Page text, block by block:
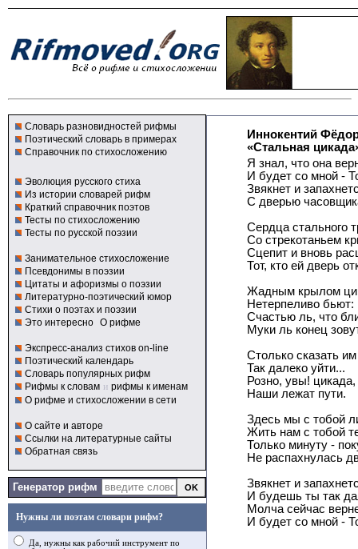
Словарь разновидностей рифмы
Поэтический словарь в примерах
Справочник по стихосложению
Эволюция русского стиха
Из истории словарей рифм
Краткий справочник поэтов
Тесты по стихосложению
Тесты по русской поэзии
Занимательное стихосложение
Псевдонимы в поэзии
Цитаты и афоризмы о поэзии
Литературно-поэтический юмор
Стихи о поэтах и поэзии
Это интересно О рифме
Экспресс-анализ стихов on-line
Поэтический календарь
Словарь популярных рифм
Рифмы к словам и рифмы к именам
О рифме и стихосложении в сети
О сайте и авторе
Ссылки на литературные сайты
Обратная связь
Генератор рифм
Нужны ли поэтам словари рифм?
Да, нужны как рабочий инструмент по
Иннокентий
«Стальная
Я знал, что она
И будет со мной -
Звякнет и
С дверью
Сердца стального
Со стрекотаньем
Сцепит и вновь
Тот, кто ей дверь
Жадным крылом
Нетерпеливо бьют:
Счастью ль, что
Муки ль конец
Столько сказать
Так далеко уйти...
Розно, увы! цикада,
Наши лежат пути.
Здесь мы с тобой
Жить нам с тобой
Только минуту -
Не распахнулась
Звякнет и
И будешь ты так
Молча сейчас
И будет со мной -